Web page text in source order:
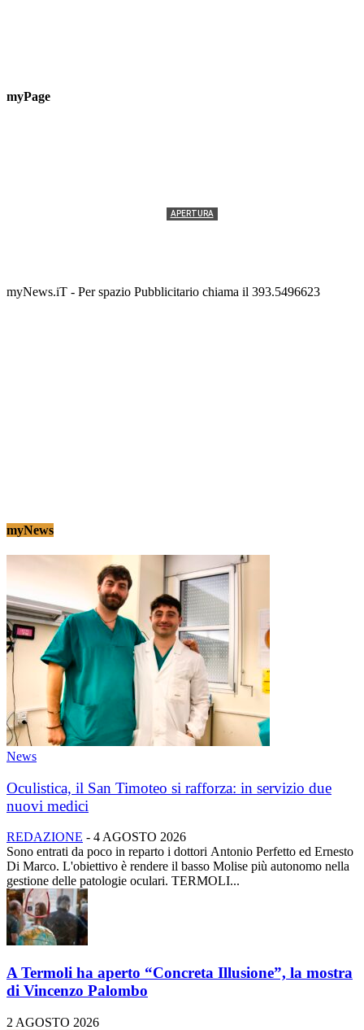
myPage
APERTURA
myNews.iT - Per spazio Pubblicitario chiama il 393.5496623
myNews
News
Oculistica, il San Timoteo si rafforza: in servizio due
nuovi medici
REDAZIONE - 4 AGOSTO 2026
Sono entrati da poco in reparto i dottori Antonio Perfetto ed Ernesto
Di Marco. L'obiettivo è rendere il basso Molise più autonomo nella
gestione delle patologie oculari. TERMOLI...
A Termoli ha aperto “Concreta Illusione”, la mostra
di Vincenzo Palombo
2 AGOSTO 2026